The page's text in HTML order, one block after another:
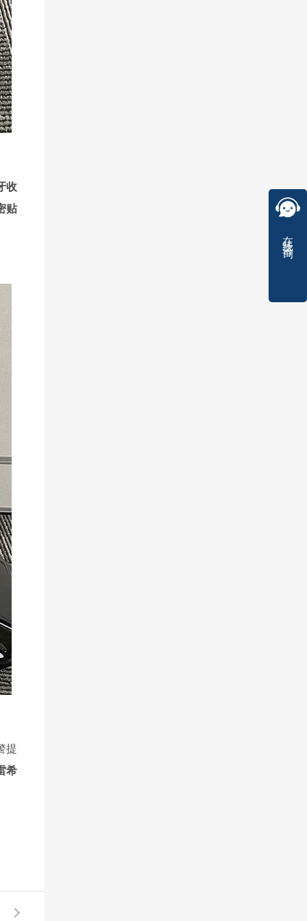
收
贴
提
希
在线咨询